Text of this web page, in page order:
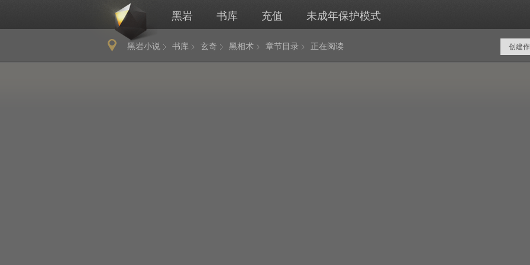
黑岩 书库 充值 未成年保护模式
黑岩小说 书库 玄奇 黑相术 章节目录 正在阅读 创建